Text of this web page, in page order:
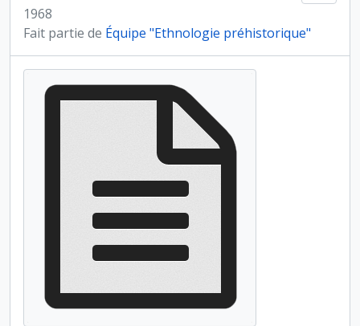
1968
Fait partie de Équipe "Ethnologie préhistorique"